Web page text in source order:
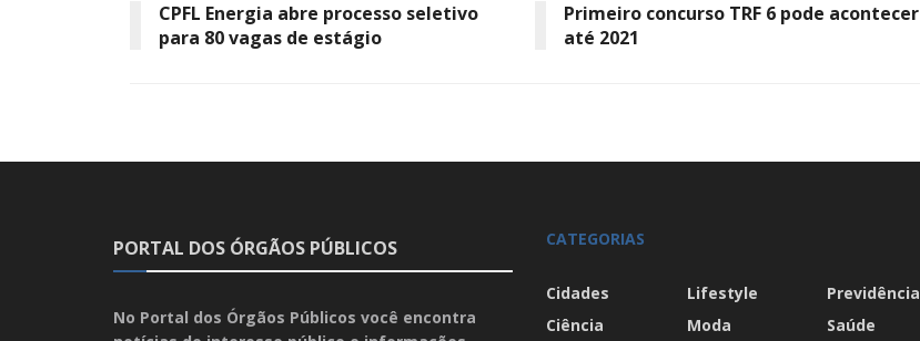
CPFL Energia abre processo seletivo
para 80 vagas de estágio
Primeiro concurso TRF 6 pode acontecer
até 2021
PORTAL DOS ÓRGÃOS PÚBLICOS
No Portal dos Órgãos Públicos você encontra
CATEGORIAS
Cidades
Ciência
Lifestyle
Moda
Previdência
Saúde